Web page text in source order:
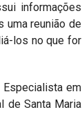
informações
uma reunião de
los no que for
Especialista em
de Santa Maria